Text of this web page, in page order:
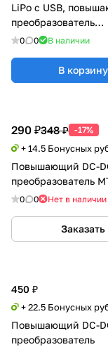
LiPo с USB,
преобразователь
напряжения 134N3P
0 0 В наличии
В корзину
450 ₽
+ 22.5 Бонусных
Повышающий DC-
преобразователь
290 ₽348 ₽ -17%
+ 14.5 Бонусных
Повышающий DC-
преобразователь
0 0 Нет в наличии
Заказать